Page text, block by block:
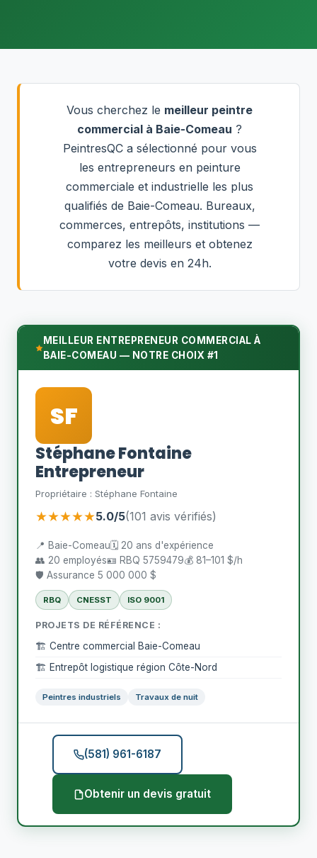
Vous cherchez le meilleur peintre
commercial à Baie-Comeau ?
PeintresQC a sélectionné pour vous
les entrepreneurs en peinture
commerciale et industrielle les plus
qualifiés de Baie-Comeau. Bureaux,
commerces, entrepôts, institutions —
comparez les meilleurs et obtenez
votre devis en 24h.
MEILLEUR ENTREPRENEUR COMMERCIAL À
BAIE-COMEAU — NOTRE CHOIX #1
SF
Stéphane Fontaine
Entrepreneur
Propriétaire : Stéphane Fontaine
★★★★★5.0/5(101 avis vérifiés)
📍 Baie-Comeau🗓️ 20 ans d'expérience
👥 20 employés🪪 RBQ 5759479💰 81–101 $/h
🛡️ Assurance 5 000 000 $
RBQ CNESST ISO 9001
PROJETS DE RÉFÉRENCE :
🏗️ Centre commercial Baie-Comeau
🏗️ Entrepôt logistique région Côte-Nord
Peintres industriels Travaux de nuit
(581) 961-6187
Obtenir un devis gratuit